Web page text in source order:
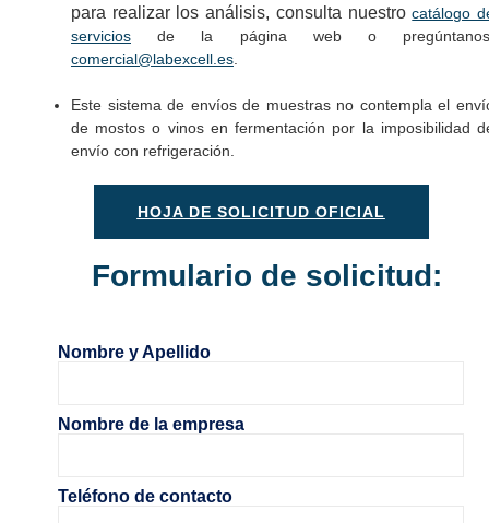
para realizar los análisis, consulta nuestrocatálogo
servicios de la página web o
comercial@labexcell.es
Este sistema de envíos de muestras no contempla el
de mostos o vinos en fermentación por la imposibilidad
envío con refrigeración.
HOJA DE SOLICITUD OFICIAL
Formulario de solicitud:
Nombre y Apellido
Nombre de la empresa
Teléfono de contacto